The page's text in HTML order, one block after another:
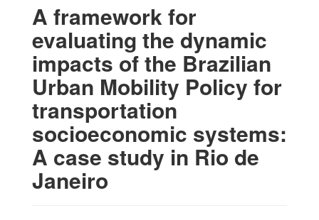
A framework for
evaluating the dynamic
impacts of the Brazilian
Urban Mobility Policy for
transportation
socioeconomic systems:
A case study in Rio de
Janeiro